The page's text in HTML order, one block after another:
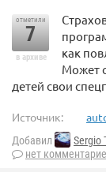
отметили
7
в архиве
как
Может
детей свои
Источник:
Добавил Sergio
нет